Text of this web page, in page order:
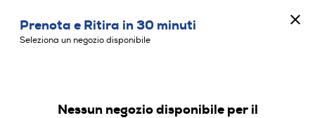
SPAZZOLINI ELETTRICI
Prenota e Ritira in 30 minuti
Seleziona un negozio disponibile
Nessun negozio disponibile per il